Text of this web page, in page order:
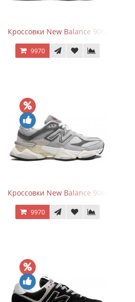
Кроссовки New Balance 9060
9970
Кроссовки New Balance 9060 Rain
9970